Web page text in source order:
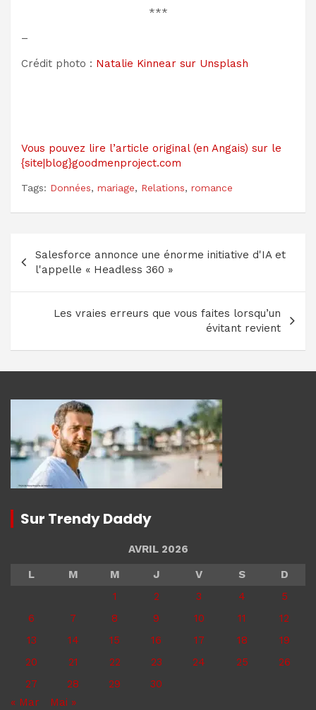
***
–
Crédit photo : Natalie Kinnear sur Unsplash
Vous pouvez lire l’article original (en Angais) sur le
{site|blog}goodmenproject.com
Tags: Données, mariage, Relations, romance
de
l’article
Salesforce annonce une énorme initiative d'IA et
l'appelle « Headless 360 »
Les vraies erreurs que vous faites lorsqu’un
évitant revient
Sur Trendy Daddy
AVRIL 2026
L
M M J V S
D
1
2 3 4
5
6
7 8 9 10 11
12
13
14 15 16 17 18
19
20
21 22 23 24 25
26
27
28 29
30
« Mar
Mai »